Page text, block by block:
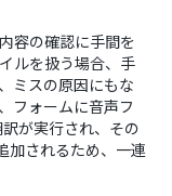
容の確認に手間を
ルを扱う場合、手
ミスの原因にもな
フォームに音声フ
が実行され、その
加されるため、一連